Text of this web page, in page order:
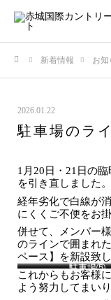
新着情報 お知
2026.01.22
駐車場のラ
1月20日・21日の
を引き直しました。
経年劣化で白線が
にくくご不便をお
併せて、メンバー
のラインで囲まれ
ペース】を新設致し
駐車場①
駐車場③
駐車場⑤
これからもお客様
よう努力してまいり